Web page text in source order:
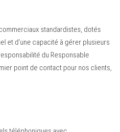
standardistes, dotés
et d’une capacité à gérer plusieurs
du Responsable
point de contact pour nos clients,